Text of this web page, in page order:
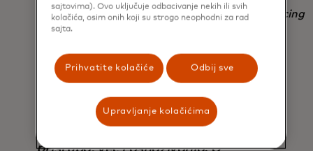
Tony Isidro, president and CEO of Fuse Financing
Inc.
Finansijsko zdravlje nije samo pitanje
sajtovima). Ovo uključuje odbacivanje nekih ili svih
kolačića, osim onih koji su strogo neophodni za rad
sajta.
Prihvatite kolačiće Odbij sve
Upravljanje kolačićima